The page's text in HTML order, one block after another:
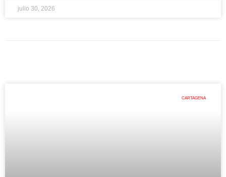
julio 30, 2026
CARTAGENA